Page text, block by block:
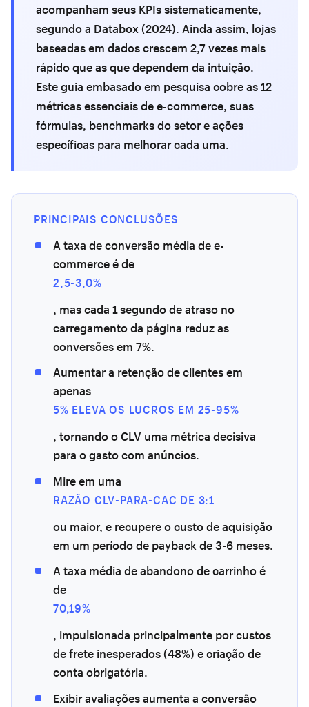
acompanham seus KPIs sistematicamente,
segundo a Databox (2024). Ainda assim, lojas
baseadas em dados crescem 2,7 vezes mais
rápido que as que dependem da intuição.
Este guia embasado em pesquisa cobre as 12
métricas essenciais de e-commerce, suas
fórmulas, benchmarks do setor e ações
específicas para melhorar cada uma.
PRINCIPAIS CONCLUSÕES
A taxa de conversão média de e-
commerce é de
2,5-3,0%
, mas cada 1 segundo de atraso no
carregamento da página reduz as
conversões em 7%.
Aumentar a retenção de clientes em
apenas
5% ELEVA OS LUCROS EM 25-95%
, tornando o CLV uma métrica decisiva
para o gasto com anúncios.
Mire em uma
RAZÃO CLV-PARA-CAC DE 3:1
ou maior, e recupere o custo de aquisição
em um período de payback de 3-6 meses.
A taxa média de abandono de carrinho é
de
70,19%
, impulsionada principalmente por custos
de frete inesperados (48%) e criação de
conta obrigatória.
Exibir avaliações aumenta a conversão